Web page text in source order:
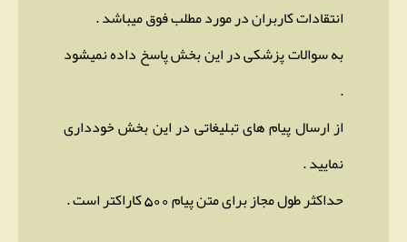
انتقادات کاربران در مورد مطلب فوق میباشد .
به سوالات پزشکی در این بخش پاسخ داده نمیشود
.
از ارسال پیام های تبلیغاتی در این بخش خودداری
نمایید .
حداکثر طول مجاز برای متن پیام 500 کاراکتر است .